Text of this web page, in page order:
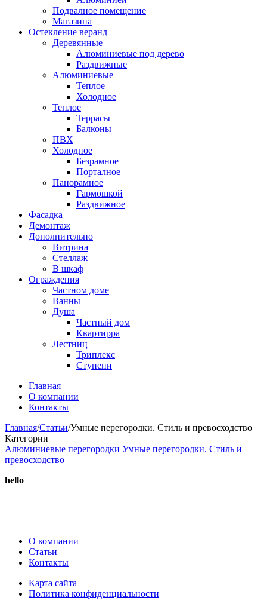
Подвалное помещение
Магазина
Остекление веранд
Деревянные
Алюминиевые под дерево
Раздвижные
Алюминиевые
Теплое
Холодное
Теплое
Террасы
Балконы
ПВХ
Холодное
Безрамное
Порталное
Панорамное
Гармошкой
Раздвижное
Фасадка
Демонтаж
Дополнительно
Витрина
Стеллаж
В шкаф
Ограждения
Частном доме
Ванны
Душа
Частный дом
Квартирра
Лестниц
Триплекс
Ступени
Главная
О компании
Контакты
Главная/Статьи/Умные перегородки. Стиль и превосходство
Категории
Алюминиевые перегородки Умные перегородки. Стиль и
превосходство
hello
О компании
Статьи
Контакты
Карта сайта
Политика конфиденциальности